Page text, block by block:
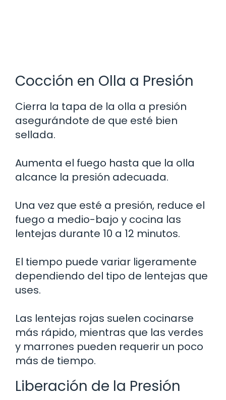
Cocción en Olla a Presión
Cierra la tapa de la olla a presión
asegurándote de que esté bien
sellada.
Aumenta el fuego hasta que la olla
alcance la presión adecuada.
Una vez que esté a presión, reduce el
fuego a medio-bajo y cocina las
lentejas durante 10 a 12 minutos.
El tiempo puede variar ligeramente
dependiendo del tipo de lentejas que
uses.
Las lentejas rojas suelen cocinarse
más rápido, mientras que las verdes
y marrones pueden requerir un poco
más de tiempo.
Liberación de la Presión